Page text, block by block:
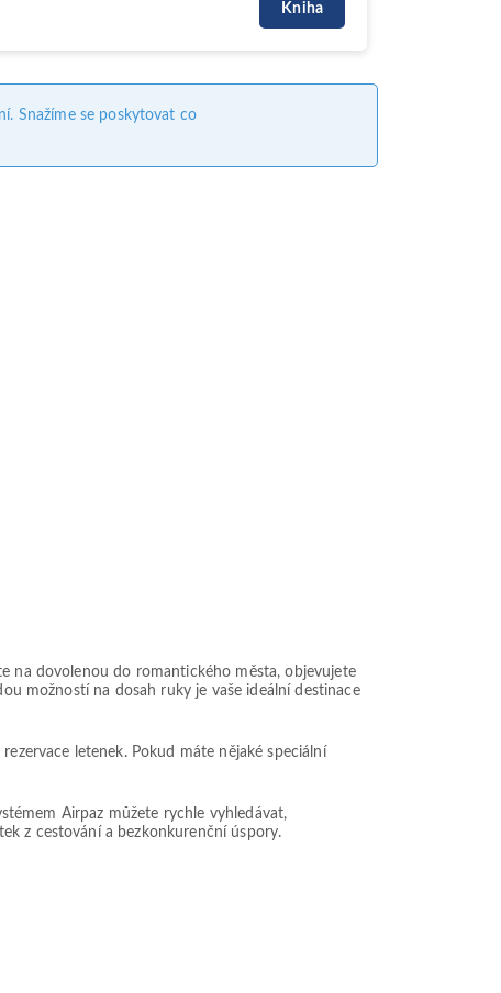
Kniha
Snažíme se poskytovat co
na dovolenou do romantického města, objevujete
možností na dosah ruky je vaše ideální destinace
letenek. Pokud máte nějaké speciální
Airpaz můžete rychle vyhledávat,
z cestování a bezkonkurenční úspory.